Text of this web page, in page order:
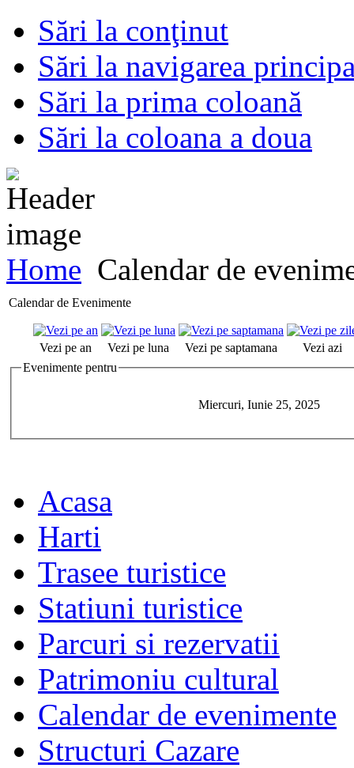
Sări la conţinut
Sări la navigarea
Sări la prima coloană
Sări la coloana a doua
Home Calendar de
Calendar de Evenimente
Vezi pe an Vezi pe luna Vezi pe saptamana
Vezi azi
Evenimente pentru
Miercuri, Iunie 25, 2025
Acasa
Harti
Trasee turistice
Statiuni turistice
Parcuri si rezervatii
Patrimoniu cultural
Calendar de evenimente
Structuri Cazare